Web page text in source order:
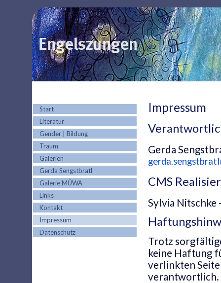
Start
Literatur
Gender | Bildung
Traum
Galerien
Gerda Sengstbratl
Galerie MÜWA
Links
Kontakt
Impressum
Datenschutz
Impressum
Gerda
CMS
Sylvia
Trotz
keine Haftung
verlinkten
verantwortlich.